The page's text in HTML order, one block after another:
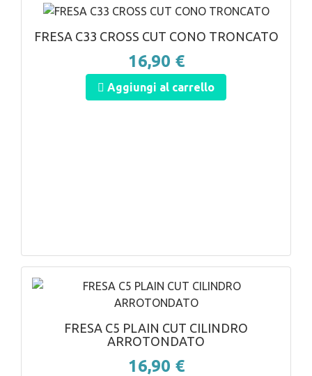
FRESA C33 CROSS CUT CONO TRONCATO
16,90 €
Aggiungi al carrello
FRESA C5 PLAIN CUT CILINDRO
ARROTONDATO
16,90 €